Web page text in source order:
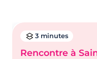
3 minutes
Rencontre à